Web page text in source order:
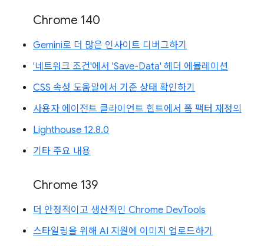
Chrome 140
Gemini로 더 많은 인사이트 디버그하기
'네트워크 조건'에서 'Save-Data' 헤더 에뮬레이션
CSS 속성 도움말에서 기준 상태 확인하기
사용자 에이전트 클라이언트 힌트에서 폼 팩터 재정의
Lighthouse 12.8.0
기타 주요 내용
Chrome 139
더 안정적이고 생산적인 Chrome DevTools
스타일링을 위해 AI 지원에 이미지 업로드하기